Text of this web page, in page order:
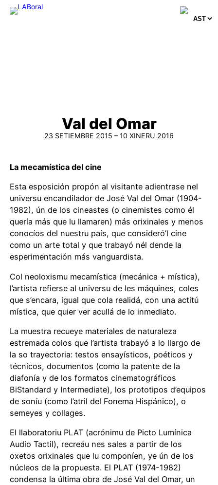
Skip
Val del Omar
23 SETIEMBRE 2015 – 10 XINERU 2016
La mecamística del cine
Esta esposición propón al visitante adientrase nel
universu encandilador de José Val del Omar (1904-
1982), ún de los cineastes (o cinemistes como él
quería más que lu llamaren) más orixinales y menos
conocíos del nuestru país, que consideró’l cine
como un arte total y que trabayó nél dende la
esperimentación más vanguardista.
Col neoloxismu mecamística (mecánica + mística),
l’artista refierse al universu de les máquines, coles
que s’encara, igual que cola realidá, con una actitú
mística, que quier ver acullá de lo inmediato.
La muestra recueye materiales de naturaleza
estremada colos que l’artista trabayó a lo llargo de
la so trayectoria: testos ensayísticos, poéticos y
técnicos, documentos (como la patente de la
diafonía y de los formatos cinematográficos
BiStandard y Intermediate), los prototipos d’equipos
de soníu (como l’atril del Fonema Hispánico), o
semeyes y collages.
El llaboratoriu PLAT (acrónimu de Picto Lumínica
Audio Tactil), recreáu nes sales a partir de los
oxetos orixinales que lu componíen, ye ún de los
núcleos de la propuesta. El PLAT (1974-1982)
condensa la última obra de José Val del Omar, un